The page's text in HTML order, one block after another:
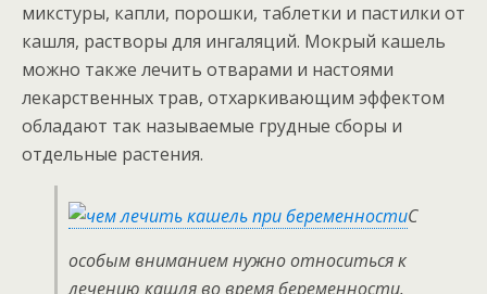
микстуры, капли, порошки, таблетки и пастилки от
кашля, растворы для ингаляций. Мокрый кашель
можно также лечить отварами и настоями
лекарственных трав, отхаркивающим эффектом
обладают так называемые грудные сборы и
отдельные растения.
С
особым вниманием нужно относиться к
лечению кашля во время беременности.